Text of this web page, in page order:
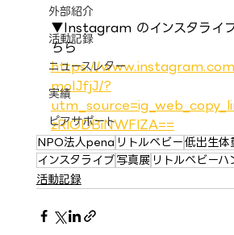
外部紹介
活動記録
ニュースレター
実績
ピアサポート
▼Instagram のインスタライ
ちら
https://
moIJfjJ/?
zRlODBiNWFlZA==
NPO法人pena リトルベビー低出生体
インスタライブ写真展 リトルベビーハ
活動記録